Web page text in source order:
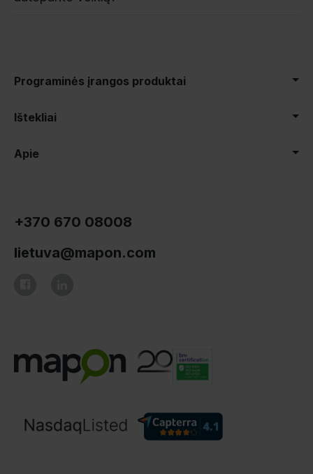
Programinės įrangos produktai
Ištekliai
Apie
+370 670 08008
lietuva@mapon.com